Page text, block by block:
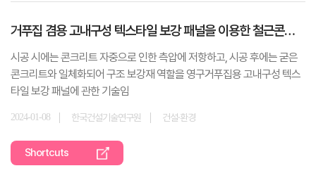
거푸집 겸용 고내구성 텍스타일 보강 패널을 이용한 철근콘크리트 구조물 시공방법
시공 시에는 콘크리트 자중으로 인한 측압에 저항하고, 시공 후에는 굳은
콘크리트와 일체화되어 구조 보강재 역할을 영구거푸집용 고내구성 텍스
타일 보강 패널에 관한 기술임
2024-01-08 한국건설기술연구원 건설·환경
Shortcuts